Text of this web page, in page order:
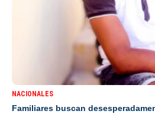
NACIONALES
Familiares buscan